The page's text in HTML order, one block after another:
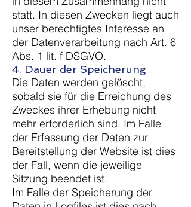
statt. In diesen Zwecken liegt auch
unser berechtigtes Interesse an
der Datenverarbeitung nach Art. 6
Abs. 1 lit. f DSGVO.
4. Dauer der Speicherung
Die Daten werden gelöscht,
sobald sie für die Erreichung des
Zweckes ihrer Erhebung nicht
mehr erforderlich sind. Im Falle
der Erfassung der Daten zur
Bereitstellung der Website ist dies
der Fall, wenn die jeweilige
Sitzung beendet ist.
Im Falle der Speicherung der